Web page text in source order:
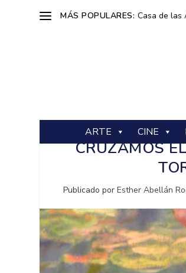
MÁS POPULARES: Casa de las
ARTE CINE
CRUZAMOS
Publicado porEsther Abellán